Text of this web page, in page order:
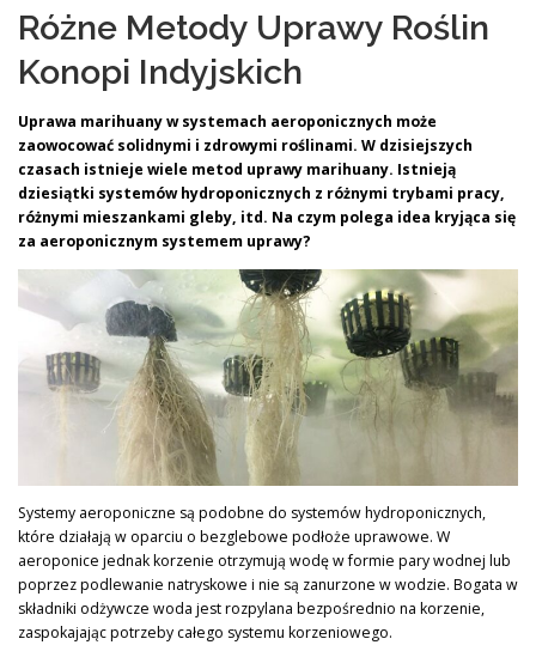
KONTAKT
Różne Metody Uprawy Roślin
Konopi Indyjskich
Uprawa marihuany w systemach aeroponicznych może
zaowocować solidnymi i zdrowymi roślinami. W dzisiejszych
czasach istnieje wiele metod uprawy marihuany. Istnieją
dziesiątki systemów hydroponicznych z różnymi trybami pracy,
różnymi mieszankami gleby, itd. Na czym polega idea kryjąca się
za aeroponicznym systemem uprawy?
Systemy aeroponiczne są podobne do systemów hydroponicznych,
które działają w oparciu o bezglebowe podłoże uprawowe. W
aeroponice jednak korzenie otrzymują wodę w formie pary wodnej lub
poprzez podlewanie natryskowe i nie są zanurzone w wodzie. Bogata w
składniki odżywcze woda jest rozpylana bezpośrednio na korzenie,
zaspokajając potrzeby całego systemu korzeniowego.